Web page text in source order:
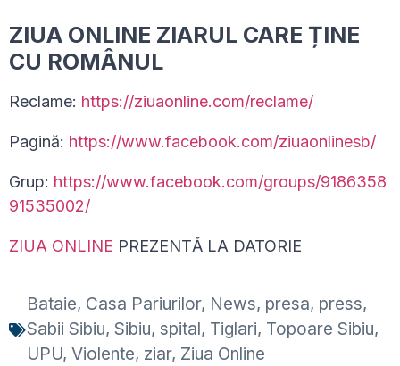
ZIUA ONLINE ZIARUL CARE ȚINE
CU ROMÂNUL
Reclame: https://ziuaonline.com/reclame/
Pagină: https://www.facebook.com/ziuaonlinesb/
Grup: https://www.facebook.com/groups/9186358
91535002/
ZIUA ONLINE PREZENTĂ LA DATORIE
Bataie, Casa Pariurilor, News, presa, press,
Sabii Sibiu, Sibiu, spital, Tiglari, Topoare Sibiu,
UPU, Violente, ziar, Ziua Online